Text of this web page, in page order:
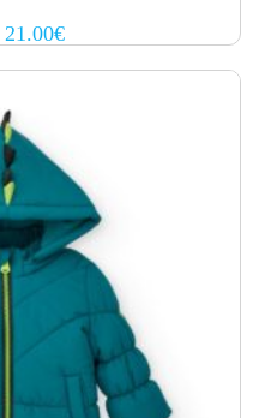
Original
price
21.00€Current
price